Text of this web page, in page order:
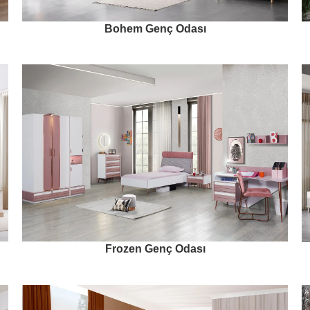
Bohem Genç Odası
Frozen Genç Odası